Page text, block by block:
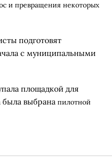
и превращения некоторых
подготовят
с муниципальными
площадкой для
выбрана пилотной